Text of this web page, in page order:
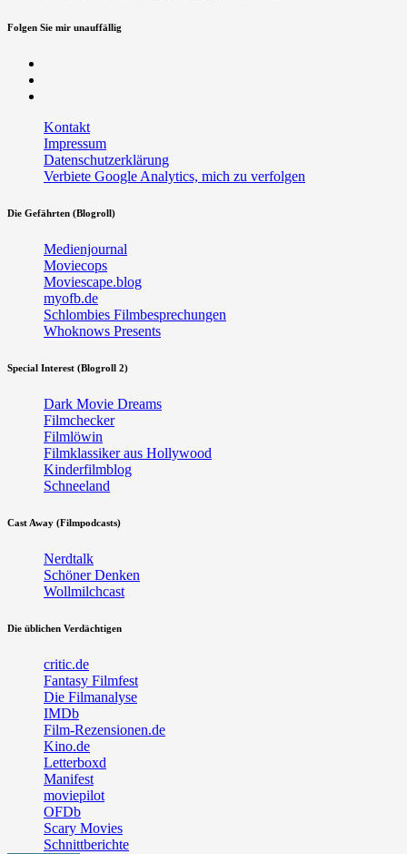
Folgen Sie mir unauffällig
Kontakt
Impressum
Datenschutzerklärung
Verbiete Google Analytics, mich zu verfolgen
Die Gefährten (Blogroll)
Medienjournal
Moviecops
Moviescape.blog
myofb.de
Schlombies Filmbesprechungen
Whoknows Presents
Special Interest (Blogroll 2)
Dark Movie Dreams
Filmchecker
Filmlöwin
Filmklassiker aus Hollywood
Kinderfilmblog
Schneeland
Cast Away (Filmpodcasts)
Nerdtalk
Schöner Denken
Wollmilchcast
Die üblichen Verdächtigen
critic.de
Fantasy Filmfest
Die Filmanalyse
IMDb
Film-Rezensionen.de
Kino.de
Letterboxd
Manifest
moviepilot
OFDb
Scary Movies
Schnittberichte